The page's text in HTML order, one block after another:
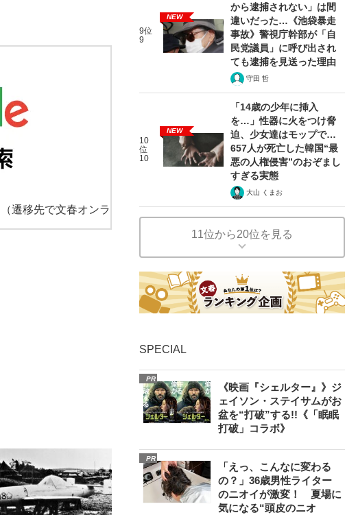
（遷移先で文春オンラ
9位
9
NEW
から逮捕されない」は間
違いだった…《池袋暴走
事故》警視庁幹部が「自
民党議員」に呼び出され
ても逮捕を見送った理由
守田 哲
10
位
10
NEW
「14歳の少年に挿入
を…」性器に火をつけ脅
迫、少女達はモップで…
657人が死亡した韓国“最
悪の人権侵害”のおぞまし
すぎる実態
大山 くまお
11位から20位を見る
SPECIAL
PR
《映画『シェルター』》ジ
ェイソン・ステイサムがお
盆を“打破”する!!《「眠眠
打破」コラボ》
PR
「えっ、こんなに変わる
の？」36歳男性ライター
のニオイが激変！ 夏場に
気になる“頭皮のニオ